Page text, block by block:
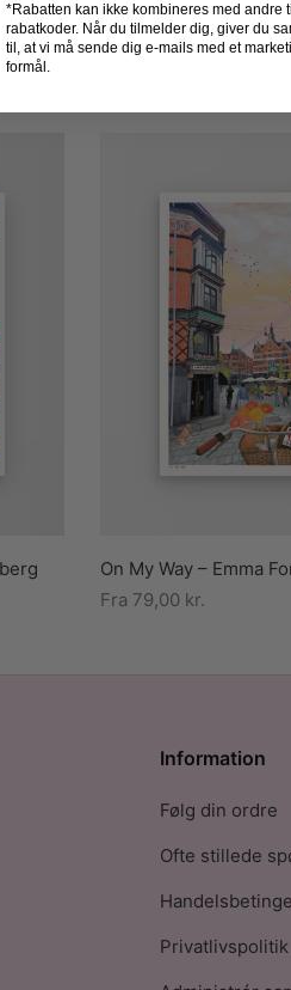
Forsberg
her
On My Way – Emma
Fra 79,00 kr.
Information
Følg din ordre
Ofte stillede
Privatlivspolitik
*Rabatten kan ikke kombineres med andre
rabatkoder. Når du tilmelder dig, giver du
til, at vi må sende dig e-mails med et
formål.